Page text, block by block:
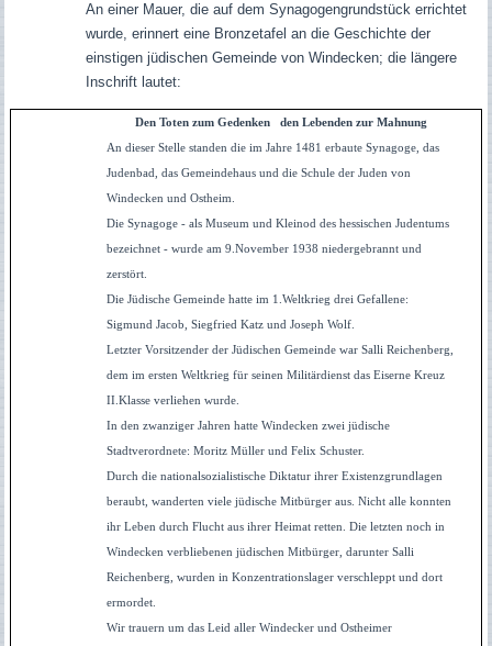
An einer Mauer, die auf dem Synagogengrundstück errichtet
wurde, erinnert eine Bronzetafel an die Geschichte der
einstigen jüdischen Gemeinde von Windecken; die längere
Inschrift lautet:
Den Toten zum Gedenken den Lebenden zur Mahnung
An dieser Stelle standen die im Jahre 1481 erbaute Synagoge, das
Judenbad, das Gemeindehaus und die Schule der Juden von
Windecken und Ostheim.
Die Synagoge - als Museum und Kleinod des hessischen Judentums
bezeichnet - wurde am 9.November 1938 niedergebrannt und
zerstört.
Die Jüdische Gemeinde hatte im 1.Weltkrieg drei Gefallene:
Sigmund Jacob, Siegfried Katz und Joseph Wolf.
Letzter Vorsitzender der Jüdischen Gemeinde war Salli Reichenberg,
dem im ersten Weltkrieg für seinen Militärdienst das Eiserne Kreuz
II.Klasse verliehen wurde.
In den zwanziger Jahren hatte Windecken zwei jüdische
Stadtverordnete: Moritz Müller und Felix Schuster.
Durch die nationalsozialistische Diktatur ihrer Existenzgrundlagen
beraubt, wanderten viele jüdische Mitbürger aus. Nicht alle konnten
ihr Leben durch Flucht aus ihrer Heimat retten. Die letzten noch in
Windecken verbliebenen jüdischen Mitbürger, darunter Salli
Reichenberg, wurden in Konzentrationslager verschleppt und dort
ermordet.
Wir trauern um das Leid aller Windecker und Ostheimer